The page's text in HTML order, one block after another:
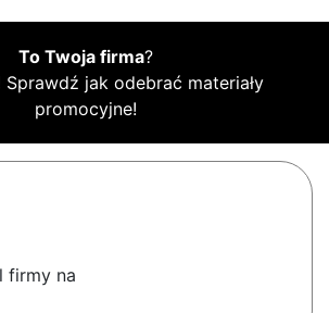
To Twoja firma?
Sprawdź jak odebrać materiały
promocyjne!
firmy na